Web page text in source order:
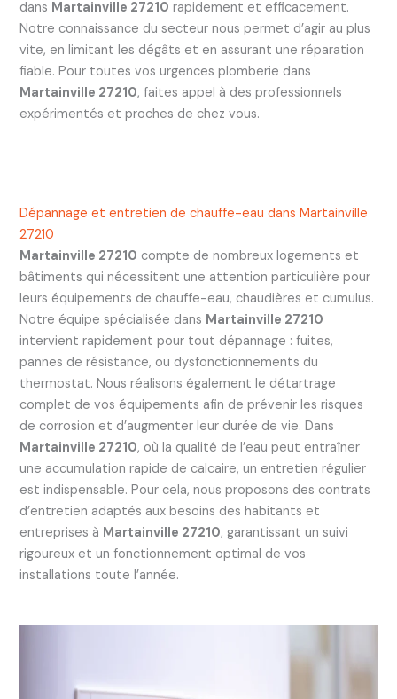
dans Martainville 27210 rapidement et efficacement.
Notre connaissance du secteur nous permet d’agir au plus
vite, en limitant les dégâts et en assurant une réparation
fiable. Pour toutes vos urgences plomberie dans
Martainville 27210, faites appel à des professionnels
expérimentés et proches de chez vous.
Dépannage et entretien de chauffe-eau dans Martainville
27210
Martainville 27210 compte de nombreux logements et
bâtiments qui nécessitent une attention particulière pour
leurs équipements de chauffe-eau, chaudières et cumulus.
Notre équipe spécialisée dans Martainville 27210
intervient rapidement pour tout dépannage : fuites,
pannes de résistance, ou dysfonctionnements du
thermostat. Nous réalisons également le détartrage
complet de vos équipements afin de prévenir les risques
de corrosion et d’augmenter leur durée de vie. Dans
Martainville 27210, où la qualité de l’eau peut entraîner
une accumulation rapide de calcaire, un entretien régulier
est indispensable. Pour cela, nous proposons des contrats
d’entretien adaptés aux besoins des habitants et
entreprises à Martainville 27210, garantissant un suivi
rigoureux et un fonctionnement optimal de vos
installations toute l’année.